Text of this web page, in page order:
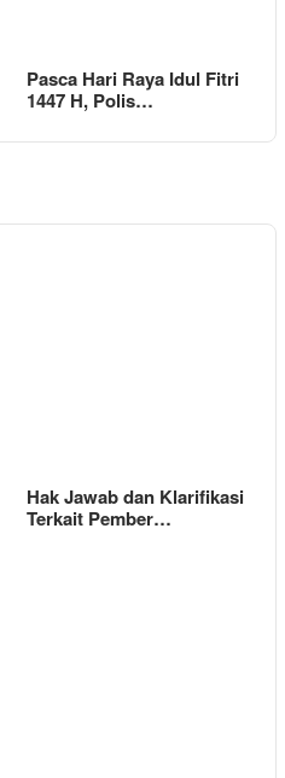
Pasca Hari Raya Idul Fitri
1447 H, Polis…
Hak Jawab dan Klarifikasi
Terkait Pember…